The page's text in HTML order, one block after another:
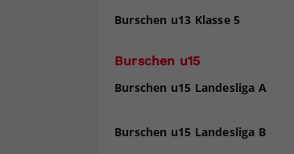
Burschen u13 Klasse 5
Burschen u15
Burschen u15 Landesliga A
Burschen u15 Landesliga B